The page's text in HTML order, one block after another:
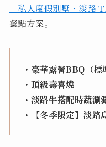
「私人度假別墅・淡路
餐點方案。
・豪華露營BBQ（標
・頂級壽喜燒
・淡路牛搭配時蔬涮
・【冬季限定】淡